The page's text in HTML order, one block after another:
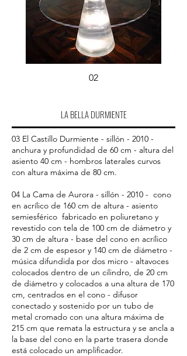
LA BELLA DURMIENTE
03 El Castillo Durmiente - sillón - 2010 -
anchura y profundidad de 60 cm - altura del
asiento 40 cm - hombros laterales curvos
con altura máxima de 80 cm.
04 La Cama de Aurora - sillón - 2010 - cono
en acrílico de 160 cm de altura - asiento
semiesférico fabricado en poliuretano y
revestido con tela de 100 cm de diámetro y
30 cm de altura - base del cono en acrílico
de 2 cm de espesor y 140 cm de diámetro -
música difundida por dos micro - altavoces
colocados dentro de un cilindro, de 20 cm
de diámetro y colocados a una altura de 170
cm, centrados en el cono - difusor
conectado y sostenido por un tubo de
metal cromado con una altura máxima de
215 cm que remata la estructura y se ancla a
la base del cono en la parte trasera donde
está colocado un amplificador.
02